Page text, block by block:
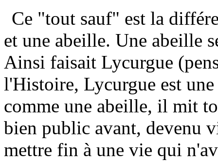
Ce "tout sauf" est la
et une abeille. Une abeille
Ainsi faisait Lycurgue
l'Histoire, Lycurgue est
comme une abeille, il mit
bien public avant, devenu
mettre fin à une vie qui